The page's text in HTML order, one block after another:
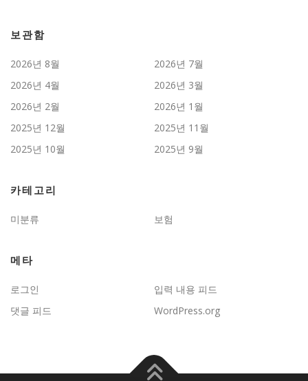
보관함
2026년 8월
2026년 7월
2026년 4월
2026년 3월
2026년 2월
2026년 1월
2025년 12월
2025년 11월
2025년 10월
2025년 9월
카테고리
미분류 보험
메타
로그인
입력 내용 피드
댓글 피드
WordPress.org